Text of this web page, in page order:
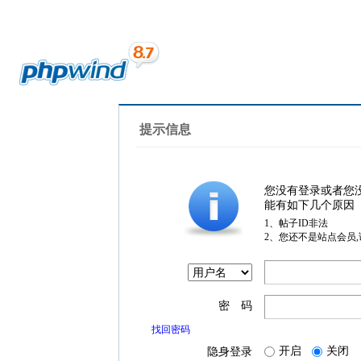
提示信息
您没有登录或者您
能有如下几个原因
1、帖子ID非法
2、您还不是站点会员
密 码
找回密码
隐身登录 开启 关闭